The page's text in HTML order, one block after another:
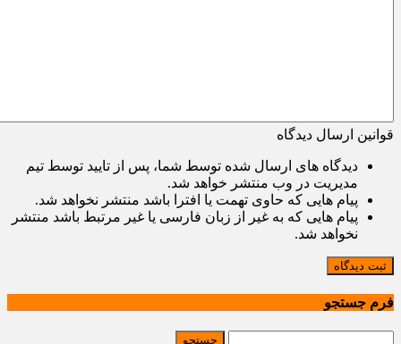
قوانین ارسال دیدگاه
دیدگاه های ارسال شده توسط شما، پس از تایید توسط تیم
مدیریت در وب منتشر خواهد شد.
پیام هایی که حاوی تهمت یا افترا باشد منتشر نخواهد شد.
پیام هایی که به غیر از زبان فارسی یا غیر مرتبط باشد منتشر
نخواهد شد.
ثبت دیدگاه
فرم جستجو